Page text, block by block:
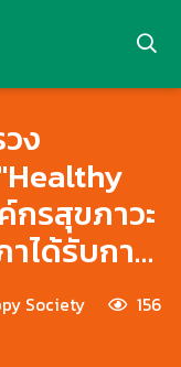
ง
รสุขภาวะ
าได้รับการ
ภัยใส่ใจ
Society 156